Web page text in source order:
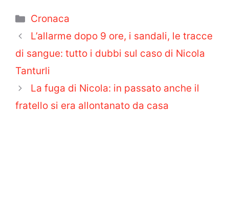
Categorie
Cronaca
L’allarme dopo 9 ore, i sandali, le tracce
di sangue: tutto i dubbi sul caso di Nicola
Tanturli
La fuga di Nicola: in passato anche il
fratello si era allontanato da casa